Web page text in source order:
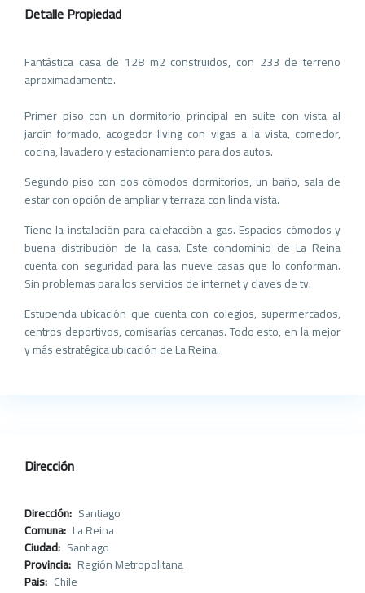
Detalle Propiedad
Fantástica casa de 128 m2 construidos, con 233 de terreno
aproximadamente.
Primer piso con un dormitorio principal en suite con vista al
jardín formado, acogedor living con vigas a la vista, comedor,
cocina, lavadero y estacionamiento para dos autos.
Segundo piso con dos cómodos dormitorios, un baño, sala de
estar con opción de ampliar y terraza con linda vista.
Tiene la instalación para calefacción a gas. Espacios cómodos y
buena distribución de la casa. Este condominio de La Reina
cuenta con seguridad para las nueve casas que lo conforman.
Sin problemas para los servicios de internet y claves de tv.
Estupenda ubicación que cuenta con colegios, supermercados,
centros deportivos, comisarías cercanas. Todo esto, en la mejor
y más estratégica ubicación de La Reina.
Dirección
Dirección: Santiago
Comuna: La Reina
Ciudad: Santiago
Provincia: Región Metropolitana
Pais: Chile